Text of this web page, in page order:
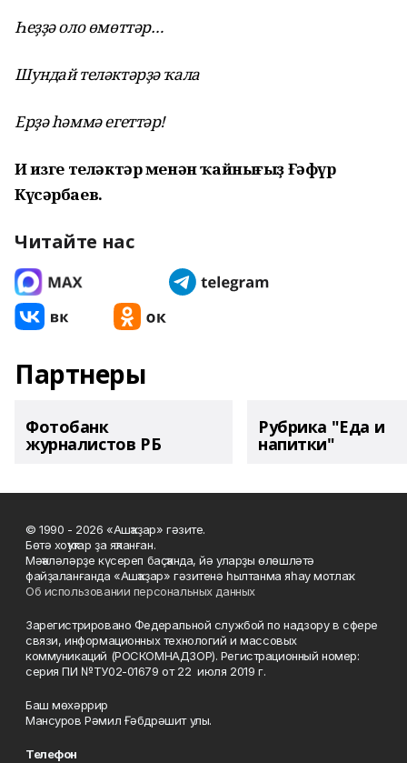
Һеҙҙә оло өмөттәр…
Шундай теләктәрҙә ҡала
Ерҙә һәммә егеттәр!
Иң изге теләктәр менән ҡайнығыҙ Ғәфүр
Күсәрбаев.
Читайте нас
Партнеры
Фотобанк
журналистов РБ
Рубрика "Еда и
напитки"
© 1990 - 2026 «Ашҡаҙар» гәзите.
Бөтә хоҡуҡтар ҙа яҡланған.
Мәҡәләләрҙе күсереп баҫҡанда, йә уларҙы өлөшләтә
файҙаланғанда «Ашҡаҙар» гәзитенә һылтанма яһау мотлаҡ.
Об использовании персональных данных
Зарегистрировано Федеральной службой по надзору в сфере
связи, информационных технологий и массовых
коммуникаций (РОСКОМНАДЗОР). Регистрационный номер:
серия ПИ №ТУ02-01679 от 22 июля 2019 г.
Баш мөхәррир
Мансуров Рәмил Ғәбдрәшит улы.
Телефон